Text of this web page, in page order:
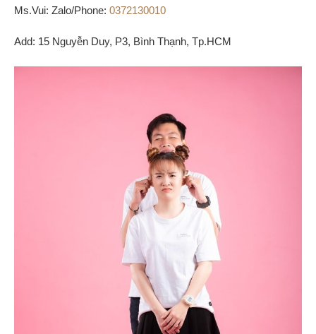
Ms.Vui: Zalo/Phone: 0372130010
Add: 15 Nguyễn Duy, P3, Bình Thạnh, Tp.HCM